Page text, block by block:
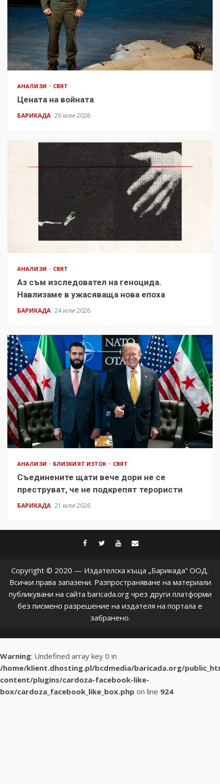
АНАЛИЗИ СВЯТ
Цената на войната
БАРИКАДА 26 юли 2026
АНАЛИЗИ СВЯТ
Аз съм изследовател на геноцида.
Навлизаме в ужасяваща нова епоха
БАРИКАДА 24 юли 2026
АНАЛИЗИ БЛИЗКИЯТ ИЗТОК СВЯТ
Съединените щати вече дори не се
преструват, че не подкрепят терористи
БАРИКАДА 21 юли 2026
facebook
twitter
youtube
Copyright © 2020 — Издателска къща „Барикада” ООД.
Всички права запазени. Разпространяване на материали
публикувани на сайта baricada.org чрез други платформи
без писмено разрешение на издателя на портала е
забранено.
Warning: Undefined array key 0 in
/home/klient.dhosting.pl/bcdmedia/baricada.org/
content/plugins/cardoza-facebook-like-
box/cardoza_facebook_like_box.php on line 924